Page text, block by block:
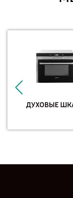
ДУХОВЫЕ